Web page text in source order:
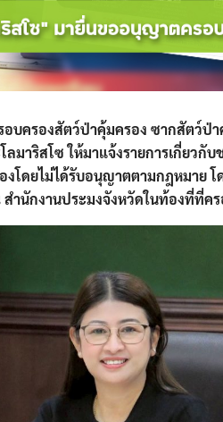
บครองสัตว์ป่าคุ้มครอง ซากสัตว์
าริสโซ ให้มาแจ้งรายการเกี่ยวกั
โดยไม่ได้รับอนุญาตตามกฎหมาย
ำนักงานประมงจังหวัดในท้องที่ที่ค